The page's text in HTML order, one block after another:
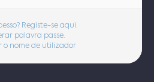
Registe-se aqui.
palavra passe.
o nome de utilizador